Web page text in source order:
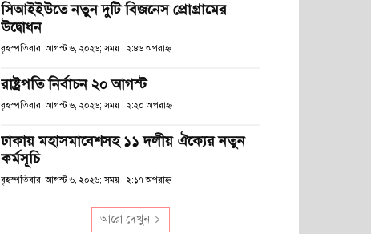
সিআইইউতে নতুন দুটি বিজনেস প্রোগ্রামের
উদ্বোধন
বৃহস্পতিবার, আগস্ট ৬, ২০২৬; সময় : ২:৪৬ অপরাহ্ণ
রাষ্ট্রপতি নির্বাচন ২০ আগস্ট
বৃহস্পতিবার, আগস্ট ৬, ২০২৬; সময় : ২:২০ অপরাহ্ণ
ঢাকায় মহাসমাবেশসহ ১১ দলীয় ঐক্যের নতুন
কর্মসূচি
বৃহস্পতিবার, আগস্ট ৬, ২০২৬; সময় : ২:১৭ অপরাহ্ণ
আরো দেখুন